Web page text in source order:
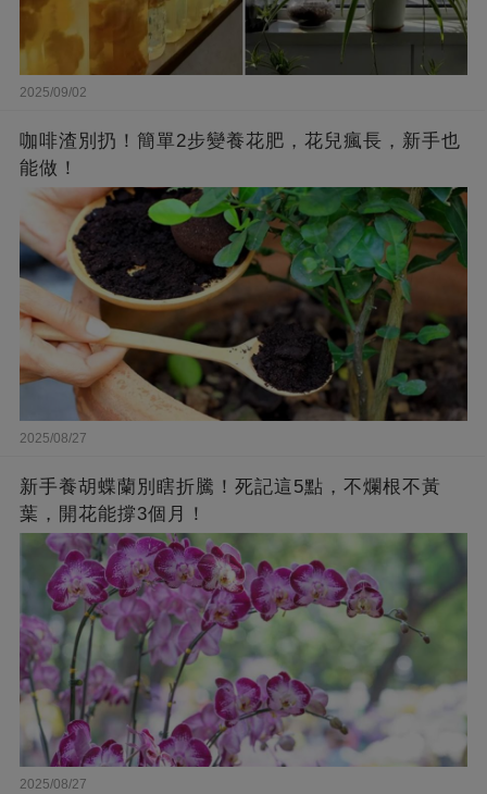
2025/09/02
咖啡渣別扔！簡單2步變養花肥，花兒瘋長，新手也
能做！
2025/08/27
新手養胡蝶蘭別瞎折騰！死記這5點，不爛根不黃
葉，開花能撐3個月！
2025/08/27